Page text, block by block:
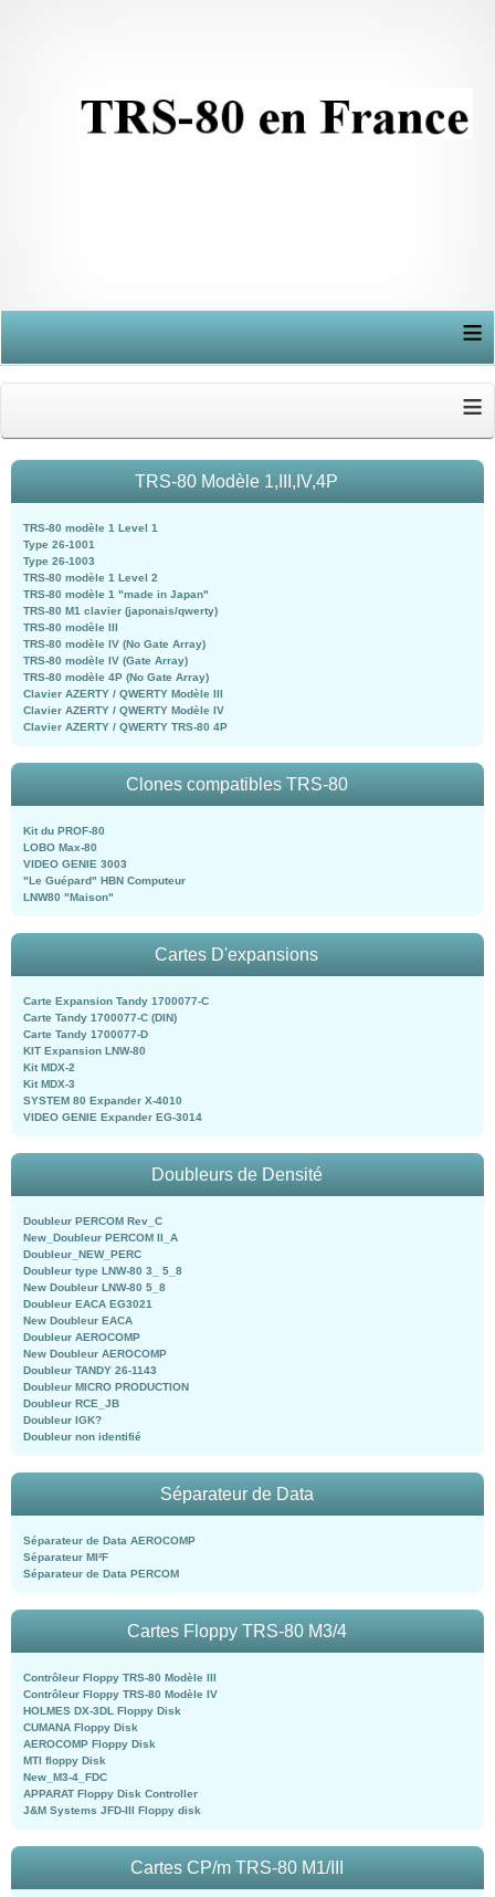
≡
≡
TRS-80 Modèle 1,III,IV,4P
TRS-80 modèle 1 Level 1
Type 26-1001
Type 26-1003
TRS-80 modèle 1 Level 2
TRS-80 modèle 1 "made in Japan"
TRS-80 M1 clavier (japonais/qwerty)
TRS-80 modèle III
TRS-80 modèle IV (No Gate Array)
TRS-80 modèle IV (Gate Array)
TRS-80 modèle 4P (No Gate Array)
Clavier AZERTY / QWERTY Modèle III
Clavier AZERTY / QWERTY Modèle IV
Clavier AZERTY / QWERTY TRS-80 4P
Clones compatibles TRS-80
Kit du PROF-80
LOBO Max-80
VIDEO GENIE 3003
"Le Guépard" HBN Computeur
LNW80 "Maison"
Cartes D'expansions
Carte Expansion Tandy 1700077-C
Carte Tandy 1700077-C (DIN)
Carte Tandy 1700077-D
KIT Expansion LNW-80
Kit MDX-2
Kit MDX-3
SYSTEM 80 Expander X-4010
VIDEO GENIE Expander EG-3014
Doubleurs de Densité
Doubleur PERCOM Rev_C
New_Doubleur PERCOM II_A
Doubleur_NEW_PERC
Doubleur type LNW-80 3_ 5_8
New Doubleur LNW-80 5_8
Doubleur EACA EG3021
New Doubleur EACA
Doubleur AEROCOMP
New Doubleur AEROCOMP
Doubleur TANDY 26-1143
Doubleur MICRO PRODUCTION
Doubleur RCE_JB
Doubleur IGK?
Doubleur non identifié
Séparateur de Data
Séparateur de Data AEROCOMP
Séparateur MI²F
Séparateur de Data PERCOM
Cartes Floppy TRS-80 M3/4
Contrôleur Floppy TRS-80 Modèle III
Contrôleur Floppy TRS-80 Modèle IV
HOLMES DX-3DL Floppy Disk
CUMANA Floppy Disk
AEROCOMP Floppy Disk
MTI floppy Disk
New_M3-4_FDC
APPARAT Floppy Disk Controller
J&M Systems JFD-III Floppy disk
Cartes CP/m TRS-80 M1/III